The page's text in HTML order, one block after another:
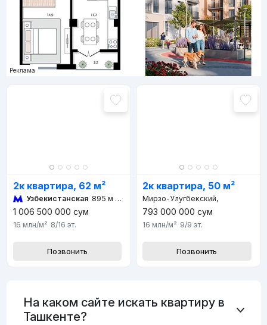
Реклама
2к квартира, 62 м²
Узбекистанская 895 м 11 мин
1 006 500 000 сум
16 млн/м² 8/16 эт.
Позвонить
2к квартира, 50 м²
Мирзо-Улугбекский,
793 000 000 сум
16 млн/м² 9/9 эт.
Позвонить
На каком сайте искать квартиру в
Ташкенте?